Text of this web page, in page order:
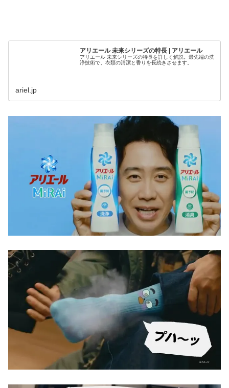
アリエール 未来シリーズの特長 | アリエール
アリエール 未来シリーズの特長を詳しく解説。最先端の洗
浄技術で、衣類の清潔と香りを長続きさせます。
ariel.jp